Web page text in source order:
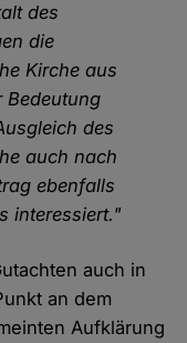
des
die
Kirche aus
Bedeutung
des
auch nach
ebenfalls
interessiert."
auch in
an dem
Aufklärung